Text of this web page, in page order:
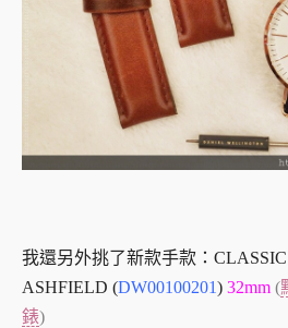
我還另外挑了新款手款：
ASHFIELD (DW00100201) 32mm (
錶)